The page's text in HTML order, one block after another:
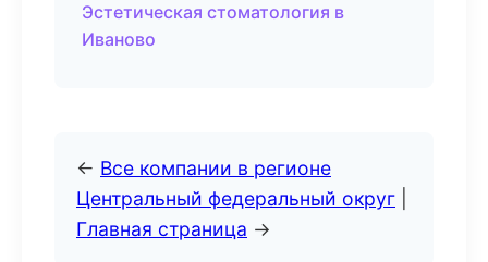
Эстетическая стоматология в
Иваново
← Все компании в регионе
Центральный федеральный округ
Главная страница →